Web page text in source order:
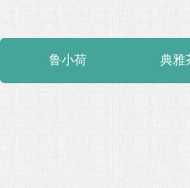
鲁小荷 典雅